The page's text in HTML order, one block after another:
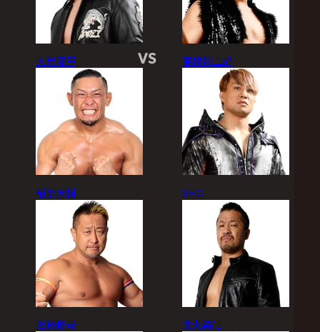
大岩陵平
稲葉大樹
近藤修司
VS 高橋裕二郎
SHO
金丸義信